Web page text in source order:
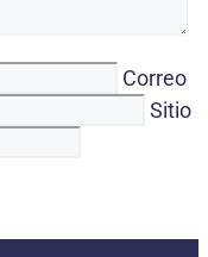
Correo
Sitio